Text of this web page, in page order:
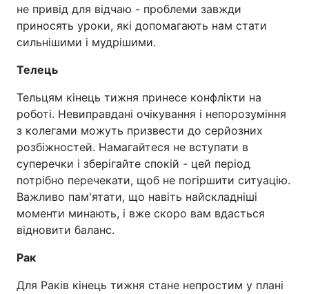
не привід для відчаю - проблеми завжди
приносять уроки, які допомагають нам стати
сильнішими і мудрішими.
Телець
Тельцям кінець тижня принесе конфлікти на
роботі. Невиправдані очікування і непорозуміння
з колегами можуть призвести до серйозних
розбіжностей. Намагайтеся не вступати в
суперечки і зберігайте спокій - цей період
потрібно перечекати, щоб не погіршити ситуацію.
Важливо пам'ятати, що навіть найскладніші
моменти минають, і вже скоро вам вдасться
відновити баланс.
Рак
Для Раків кінець тижня стане непростим у плані